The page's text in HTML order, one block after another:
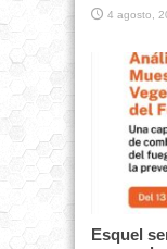
4 agosto,
Esquel